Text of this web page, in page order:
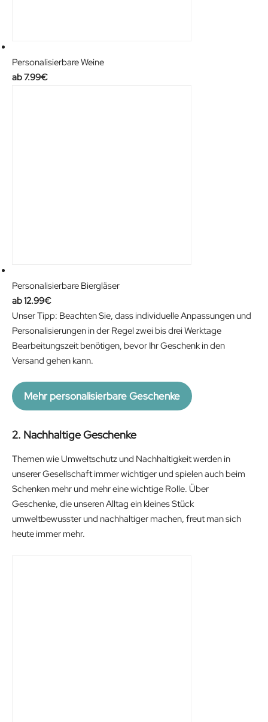
Personalisierbare Weine
7.99€
Personalisierbare Biergläser
12.99€
Unser Tipp: Beachten Sie, dass individuelle Anpassungen und
Personalisierungen in der Regel zwei bis drei Werktage
Bearbeitungszeit benötigen, bevor Ihr Geschenk in den
Versand gehen kann.
Mehr personalisierbare Geschenke
2. Nachhaltige Geschenke
Themen wie Umweltschutz und Nachhaltigkeit werden in
unserer Gesellschaft immer wichtiger und spielen auch beim
Schenken mehr und mehr eine wichtige Rolle. Über
Geschenke, die unseren Alltag ein kleines Stück
umweltbewusster und nachhaltiger machen, freut man sich
heute immer mehr.